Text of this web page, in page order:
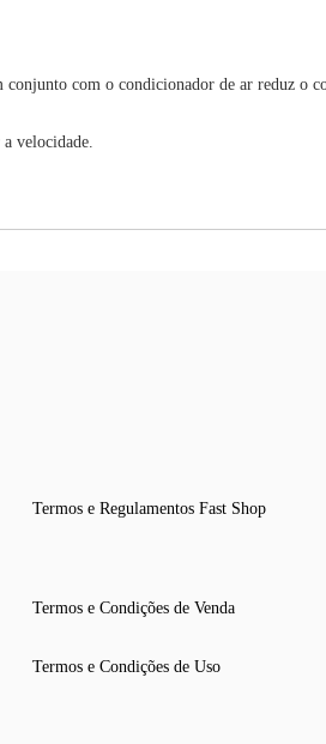
com o condicionador de ar reduz o
velocidade.
Termos e Regulamentos Fast Shop
Termos e Condições de Venda
Termos e Condições de Uso